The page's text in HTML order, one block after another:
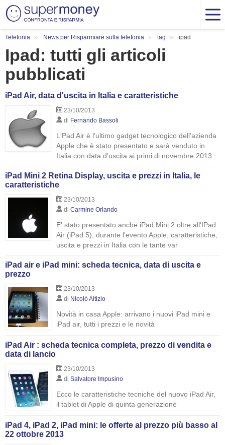
Telefonia News per Risparmiare sulla telefonia tag ipad
Ipad: tutti gli articoli
pubblicati
iPad Air, data d'uscita in Italia e caratteristiche
23/10/2013
di Fernando Bassoli
L'Pad Air è l'ultimo gadget tecnologico dell'azienda
Apple che è stato presentato e sarà venduto in
Italia con data d'uscita ai primi di novembre 2013
iPad Mini 2 Retina Display, uscita e prezzi in Italia, le
caratteristiche
23/10/2013
di Carmine Orlando
E' stato presentato anche iPad Mini 2 oltre all'IPad
Air (iPad 5), durante l'evento Apple; caratteristiche,
uscita e prezzi in Italia con le tante var
iPad air e iPad mini: scheda tecnica, data di uscita e
prezzo
23/10/2013
di Nicolò Altizio
Novità in casa Apple: arrivano i nuovi iPad mini e
iPad air, tutti i prezzi e le novità
iPad Air : scheda tecnica completa, prezzo di vendita e
data di lancio
23/10/2013
di Salvatore Impusino
Ecco le caratteristiche tecniche del nuovo iPad Air,
il tablet di Apple di quinta generazione
iPad 4, iPad 2, iPad mini: le offerte al prezzo più basso al
22 ottobre 2013